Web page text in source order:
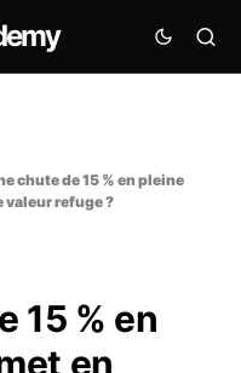
chute de 15 % en pleine
valeur refuge ?
15 % en
en